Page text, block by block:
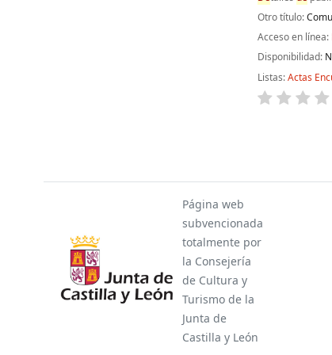
Otro título:
Acceso en línea:
Disponibilidad:
Listas:Actas
Página web
subvencionada
totalmente por
la Consejería
de Cultura y
Turismo de la
Junta de
Castilla y León